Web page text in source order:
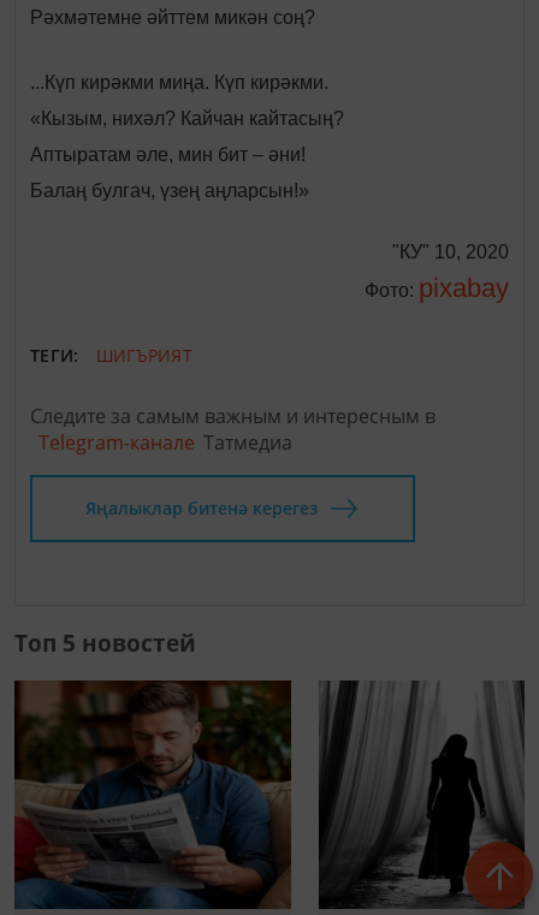
Рәхмәтемне әйттем микән соң?
...Күп кирәкми миңа. Күп кирәкми.
«Кызым, нихәл? Кайчан кайтасың?
Аптыратам әле, мин бит – әни!
Балаң булгач, үзең аңларсын!»
"КУ" 10, 2020
Фото: pixabay
ТЕГИ: ШИГЪРИЯТ
Следите за самым важным и интересным в
Telegram-канале Татмедиа
Яңалыклар битенә керегез
Топ 5 новостей